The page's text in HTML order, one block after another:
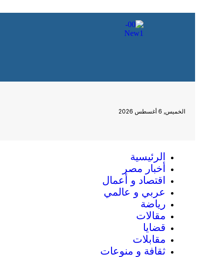
الخميس, 6 أغسطس 2026
الرئيسية
أخبار مصر
اقتصاد و أعمال
عربي و عالمي
رياضة
مقالات
قضايا
مقابلات
ثقافة و منوعات